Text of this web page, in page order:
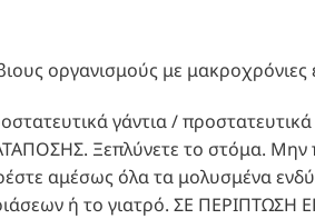
οργανισμούς με
γάντια /
Ξεπλύνετε το στόμα.
αμέσως όλα τα μολυσμένα
ή το γιατρό. ΣΕ